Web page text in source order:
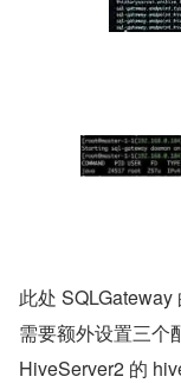
此处
需要额外设置三个
HiveServer2 的